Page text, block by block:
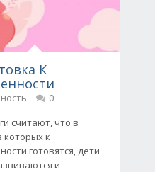
К
0
считают, что в
которых к
готовятся, дети
и